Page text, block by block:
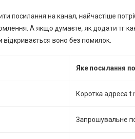
посилання на канал, найчастіше
А якщо думаєте, як додати тг
відкривається воно без помилок.
Яке посилання
Коротка адреса
Запрошувальне